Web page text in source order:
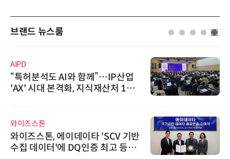
브랜드 뉴스룸
AIPD
“특허분석도 AI와 함께”…IP산업
'AX' 시대 본격화, 지식재산처 1호
와이즈스톤
와이즈스톤, 에이데이타 'SCV 기반
수집 데이터'에 DQ인증 최고 등급